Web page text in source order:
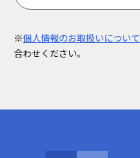
※個人情報のお取扱いについて
合わせください。